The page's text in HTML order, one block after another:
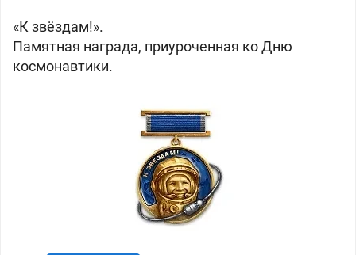
«К звёздам!».
Памятная награда, приуроченная ко Дню
космонавтики.